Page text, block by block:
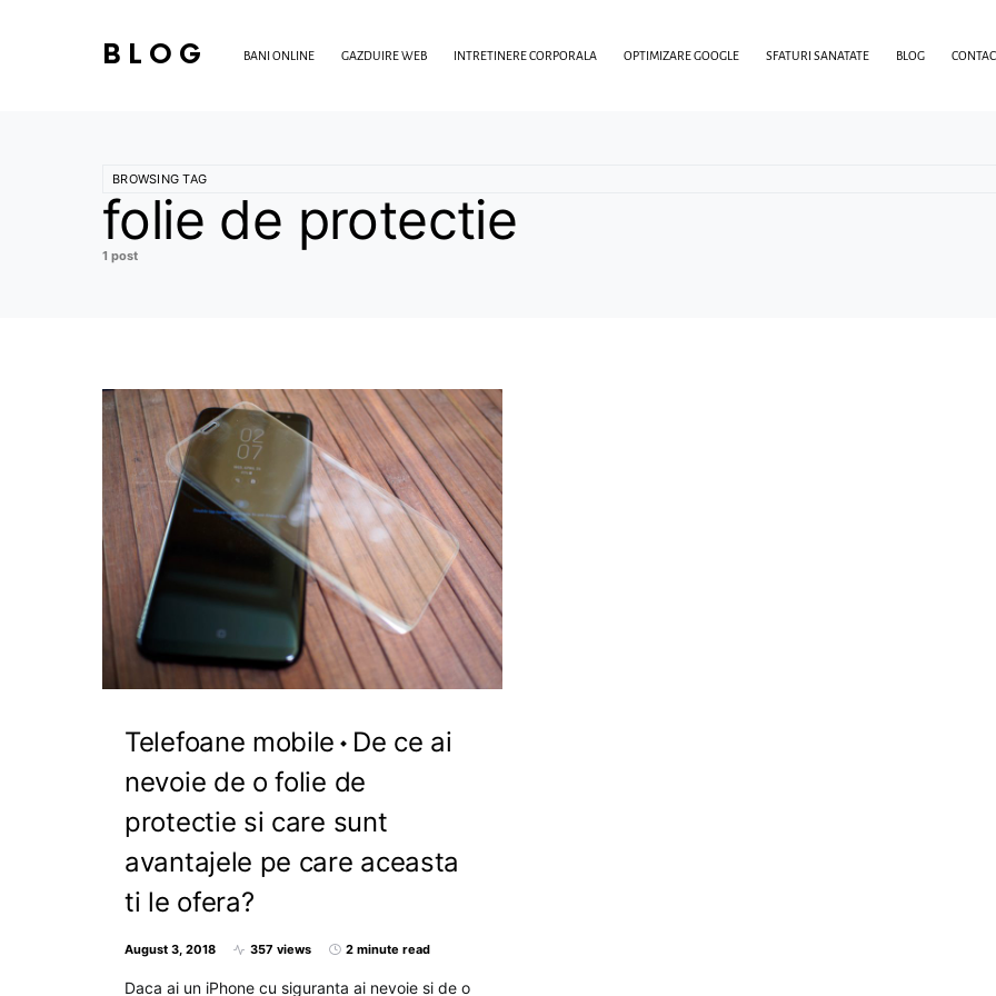
BLOG BANI ONLINE GAZDUIRE WEB INTRETINERE CORPORALA OPTIMIZARE GOOGLE SFATURI SANATATE BLOG
BROWSING TAG
folie de protectie
1 post
Telefoane mobile
De ce ai
nevoie de o folie de
protectie si care sunt
avantajele pe care aceasta
ti le ofera?
August 3, 2018 357 views 2 minute read
Daca ai un iPhone cu siguranta ai nevoie si de o